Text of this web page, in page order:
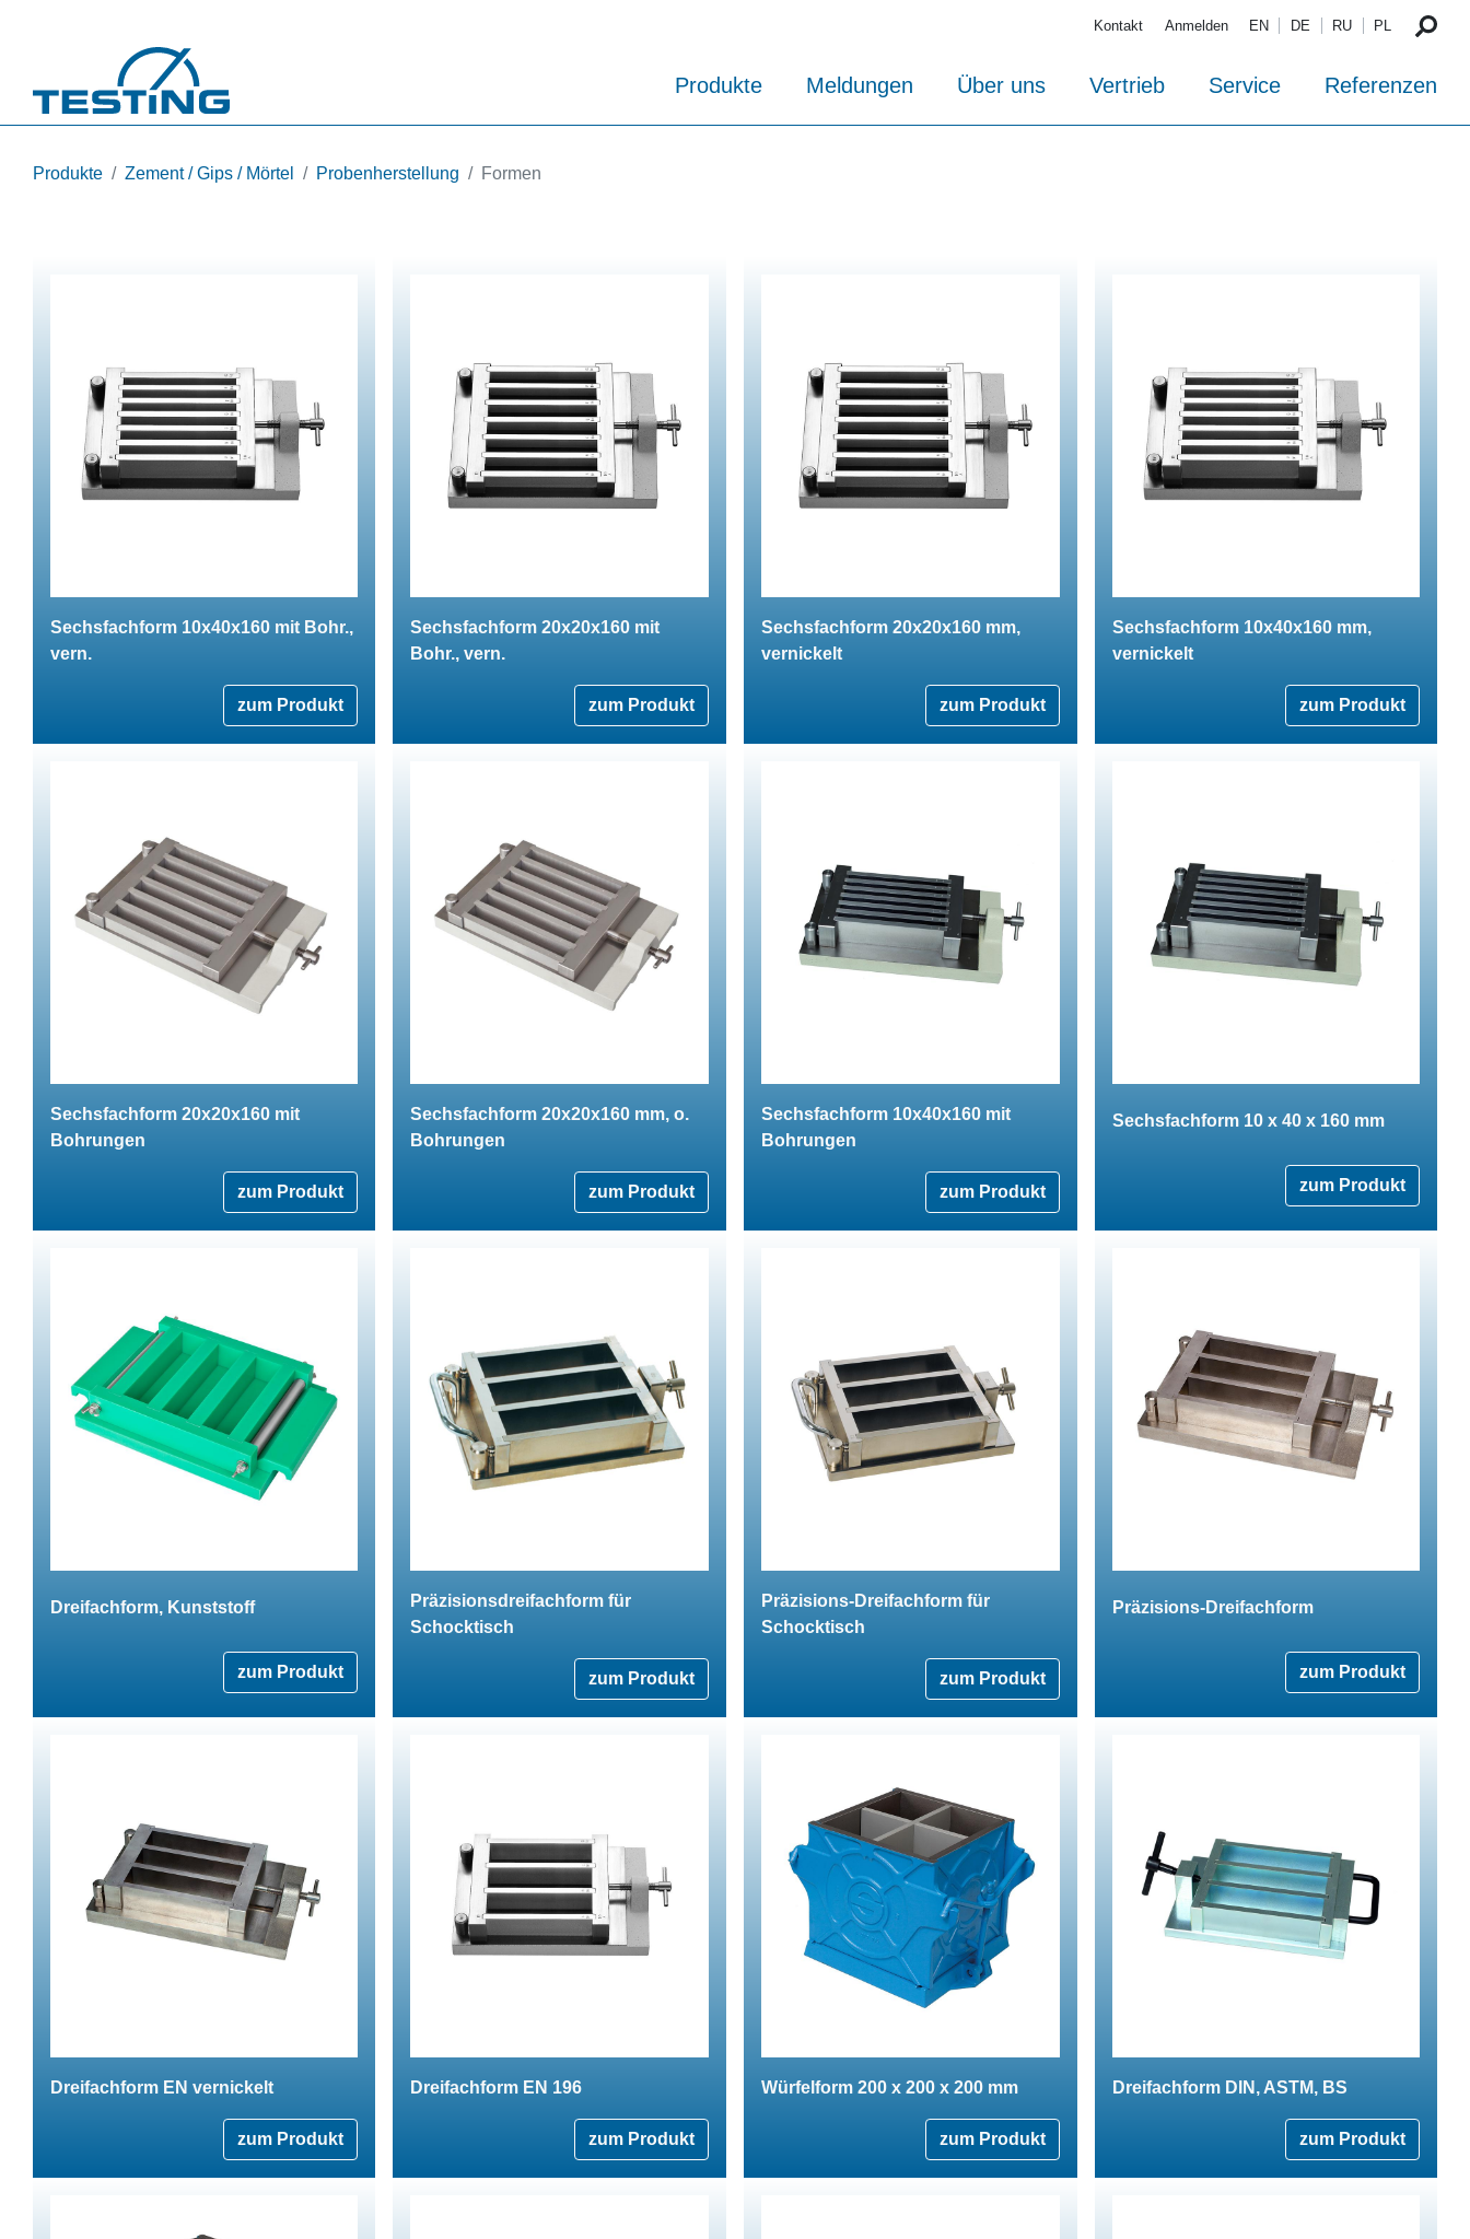
Kontakt Anmelden EN DE RU PL
Produkte Meldungen Über uns Vertrieb Service Referenzen
Produkte Zement / Gips / Mörtel Probenherstellung Formen
Sechsfachform 10x40x160 mit Bohr.,
vern.
zum Produkt
Sechsfachform 20x20x160 mit
Bohr., vern.
zum Produkt
Sechsfachform 20x20x160 mm,
vernickelt
zum Produkt
Sechsfachform 10x40x160 mm,
vernickelt
zum Produkt
Sechsfachform 20x20x160 mit
Bohrungen
zum Produkt
Sechsfachform 20x20x160 mm, o.
Bohrungen
zum Produkt
Sechsfachform 10x40x160 mit
Bohrungen
zum Produkt
Sechsfachform 10 x 40 x 160 mm
zum Produkt
Dreifachform, Kunststoff
zum Produkt
Präzisionsdreifachform für
Schocktisch
zum Produkt
Präzisions-Dreifachform für
Schocktisch
zum Produkt
Präzisions-Dreifachform
zum Produkt
Dreifachform EN vernickelt
zum Produkt
Dreifachform EN 196
zum Produkt
Würfelform 200 x 200 x 200 mm
zum Produkt
Dreifachform DIN, ASTM, BS
zum Produkt